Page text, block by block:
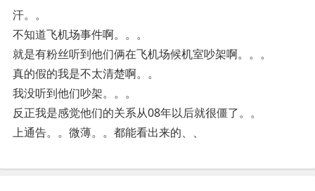
汗。。
不知道飞机场事件啊。。。
就是有粉丝听到他们俩在飞机场候机室吵架啊。。。
真的假的我是不太清楚啊。。
我没听到他们吵架。。。
反正我是感觉他们的关系从08年以后就很僵了。。
上通告。。微薄。。都能看出来的、、